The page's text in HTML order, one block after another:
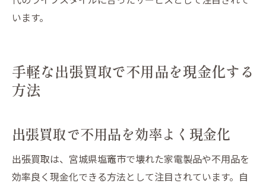
います。
手軽な出張買取で不用品を現金化する
方法
出張買取で不用品を効率よく現金化
出張買取は、宮城県塩竈市で壊れた家電製品や不用品を
効率良く現金化できる方法として注目されています。自